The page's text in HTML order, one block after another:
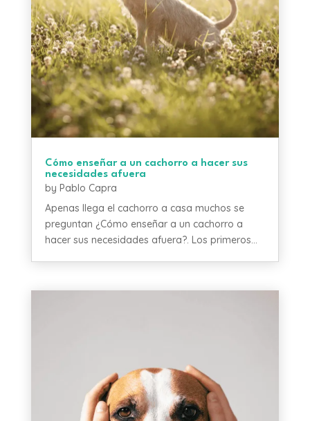
Cómo enseñar a un cachorro a hacer sus
necesidades afuera
by Pablo Capra
Apenas llega el cachorro a casa muchos se
preguntan ¿Cómo enseñar a un cachorro a
hacer sus necesidades afuera?. Los primeros...